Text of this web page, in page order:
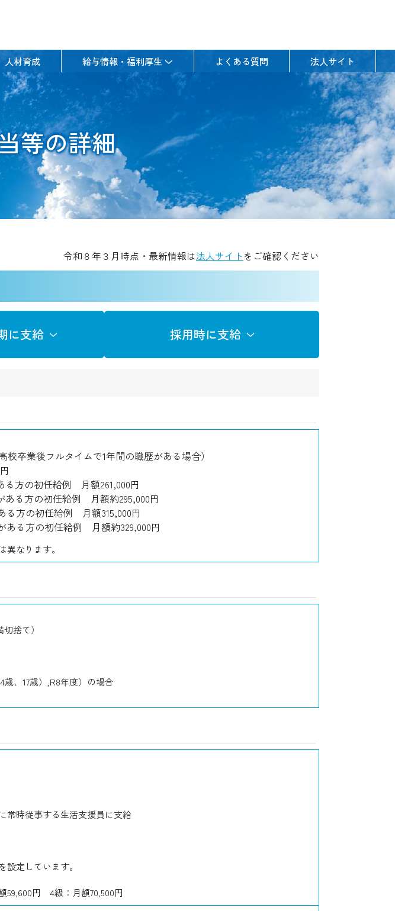
人材育成 給与情報・福利厚生 よくある質問 法人サイト
等の詳細
令和８年３月時点・最新情報は法人サイトをご確認ください
に支給 採用時に支給
卒業後フルタイムで1年間の職歴がある場合）
る方の初任給例 月額261,000円
ある方の初任給例 月額約295,000円
る方の初任給例 月額315,000円
ある方の初任給例 月額約329,000円
なります。
捨て）
、17歳）,R8年度）の場合
常時従事する生活支援員に支給
定しています。
59,600円 4級：月額70,500円